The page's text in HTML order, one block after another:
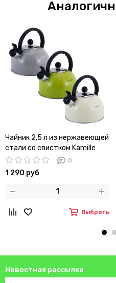
Чайник 2,5 л из нержавеющей
стали со свистком Kamille
KM-0679 и черной
бакелитовой ручкой
0
1 290 руб
Выбрать
Новостная рассылка